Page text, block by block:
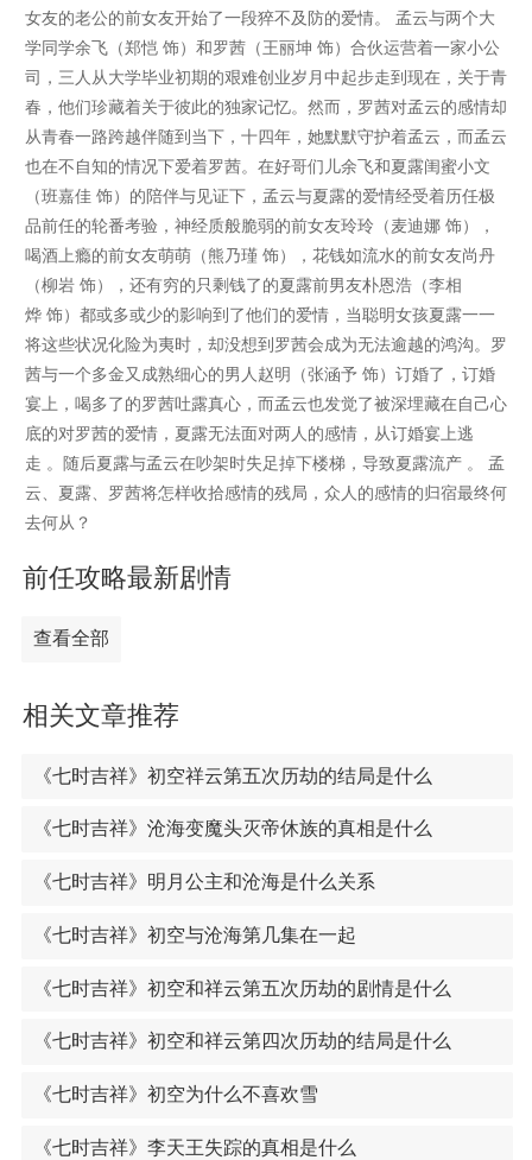
女友的老公的前女友开始了一段猝不及防的爱情。 孟云与两个大
学同学余飞（郑恺 饰）和罗茜（王丽坤 饰）合伙运营着一家小公
司，三人从大学毕业初期的艰难创业岁月中起步走到现在，关于青
春，他们珍藏着关于彼此的独家记忆。然而，罗茜对孟云的感情却
从青春一路跨越伴随到当下，十四年，她默默守护着孟云，而孟云
也在不自知的情况下爱着罗茜。在好哥们儿余飞和夏露闺蜜小文
（班嘉佳 饰）的陪伴与见证下，孟云与夏露的爱情经受着历任极
品前任的轮番考验，神经质般脆弱的前女友玲玲（麦迪娜 饰），
喝酒上瘾的前女友萌萌（熊乃瑾 饰），花钱如流水的前女友尚丹
（柳岩 饰），还有穷的只剩钱了的夏露前男友朴恩浩（李相
烨 饰）都或多或少的影响到了他们的爱情，当聪明女孩夏露一一
将这些状况化险为夷时，却没想到罗茜会成为无法逾越的鸿沟。罗
茜与一个多金又成熟细心的男人赵明（张涵予 饰）订婚了，订婚
宴上，喝多了的罗茜吐露真心，而孟云也发觉了被深埋藏在自己心
底的对罗茜的爱情，夏露无法面对两人的感情，从订婚宴上逃
走 。随后夏露与孟云在吵架时失足掉下楼梯，导致夏露流产 。 孟
云、夏露、罗茜将怎样收拾感情的残局，众人的感情的归宿最终何
去何从？
前任攻略最新剧情
查看全部
相关文章推荐
《七时吉祥》初空祥云第五次历劫的结局是什么
《七时吉祥》沧海变魔头灭帝休族的真相是什么
《七时吉祥》明月公主和沧海是什么关系
《七时吉祥》初空与沧海第几集在一起
《七时吉祥》初空和祥云第五次历劫的剧情是什么
《七时吉祥》初空和祥云第四次历劫的结局是什么
《七时吉祥》初空为什么不喜欢雪
《七时吉祥》李天王失踪的真相是什么